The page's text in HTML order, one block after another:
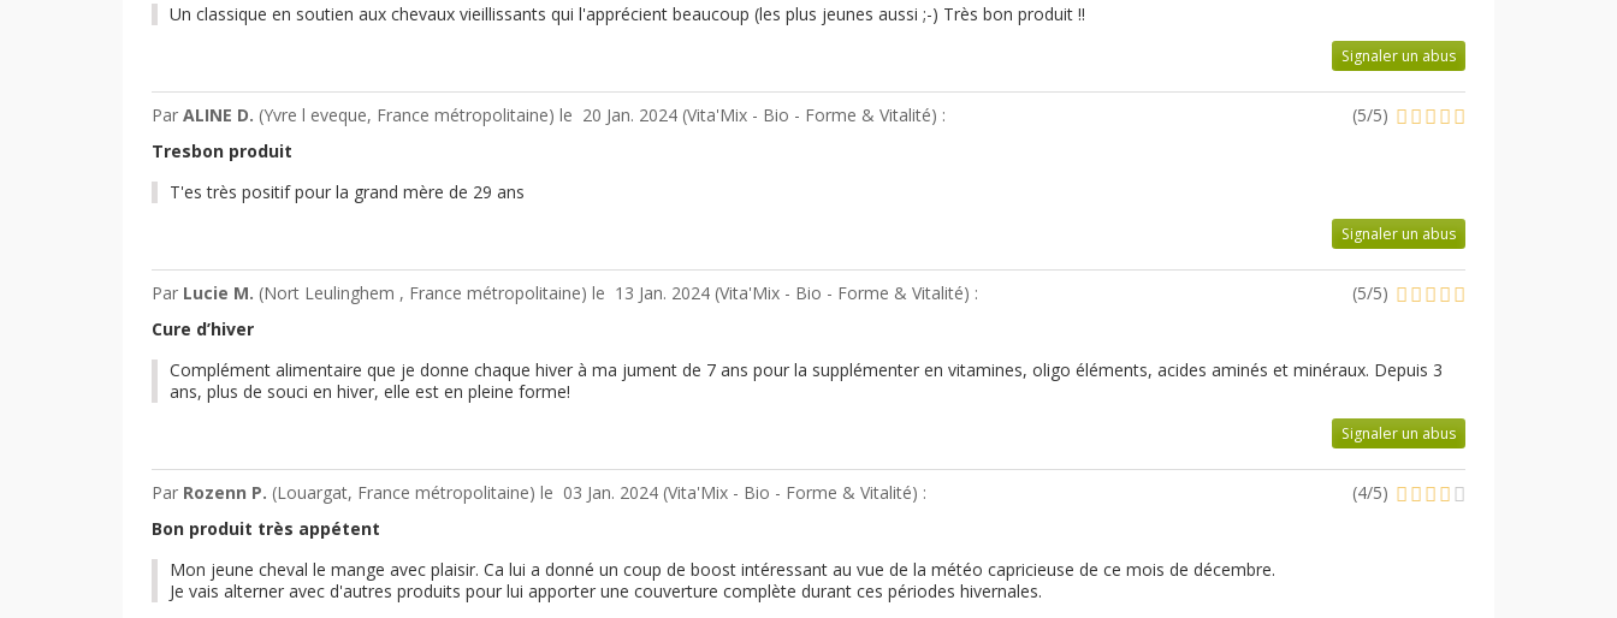
Un classique en soutien aux chevaux vieillissants qui l'apprécient beaucoup (les plus jeunes aussi ;-) Très bon produit !!
Signaler un abus
Par ALINE D. (Yvre l eveque, France métropolitaine) le 20 Jan. 2024 (Vita'Mix - Bio - Forme & Vitalité) : (5/5)
Tresbon produit
T'es très positif pour la grand mère de 29 ans
Signaler un abus
Par Lucie M. (Nort Leulinghem , France métropolitaine) le 13 Jan. 2024 (Vita'Mix - Bio - Forme & Vitalité) : (5/5)
Cure d’hiver
Complément alimentaire que je donne chaque hiver à ma jument de 7 ans pour la supplémenter en vitamines, oligo éléments, acides aminés et minéraux. Depuis 3
ans, plus de souci en hiver, elle est en pleine forme!
Signaler un abus
Par Rozenn P. (Louargat, France métropolitaine) le 03 Jan. 2024 (Vita'Mix - Bio - Forme & Vitalité) : (4/5)
Bon produit très appétent
Mon jeune cheval le mange avec plaisir. Ca lui a donné un coup de boost intéressant au vue de la météo capricieuse de ce mois de décembre.
Je vais alterner avec d'autres produits pour lui apporter une couverture complète durant ces périodes hivernales.